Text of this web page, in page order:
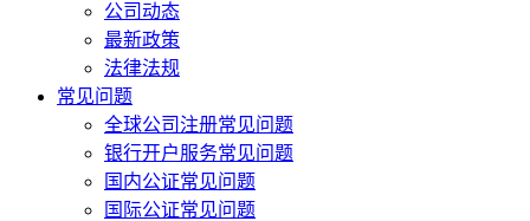
公司动态
最新政策
法律法规
常见问题
全球公司注册常见问题
银行开户服务常见问题
国内公证常见问题
国际公证常见问题